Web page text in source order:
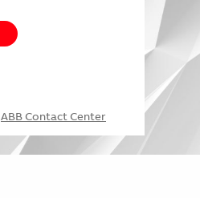
ABB Contact Center